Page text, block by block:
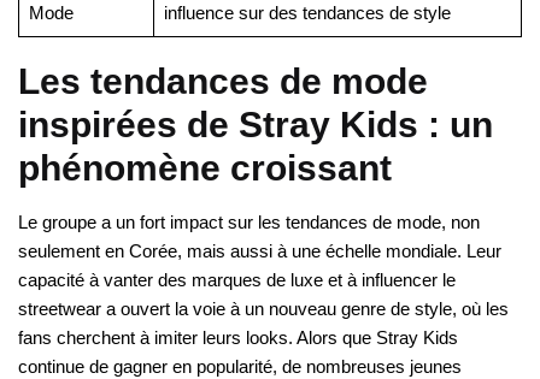
Mode
influence sur des tendances de style
Les tendances de mode
inspirées de Stray Kids : un
phénomène croissant
Le groupe a un fort impact sur les tendances de mode, non
seulement en Corée, mais aussi à une échelle mondiale. Leur
capacité à vanter des marques de luxe et à influencer le
streetwear a ouvert la voie à un nouveau genre de style, où les
fans cherchent à imiter leurs looks. Alors que Stray Kids
continue de gagner en popularité, de nombreuses jeunes